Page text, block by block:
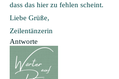
dass das hier zu fehlen scheint.
Liebe Grüße,
Zeilentänzerin
Antworte